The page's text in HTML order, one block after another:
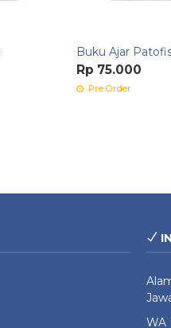
Buku Ajar
Rp 75.000
Pre Order
WA